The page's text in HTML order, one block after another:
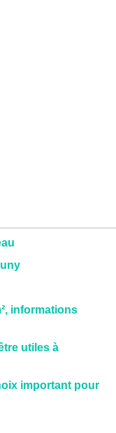
informations
utiles à
important pour